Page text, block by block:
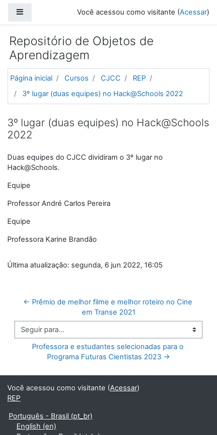
Você acessou como visitante (Acessar)
Repositório de Objetos de
Aprendizagem
Página inicial Cursos CJCC
REP
3º lugar (duas equipes) no Hack@Schools 2022
3º lugar (duas equipes) no Hack@Schools
2022
Duas equipes do CJCC dividiram o 3º lugar no
Hack@Schools.
Equipe
Professor André Carlos Pereira
Equipe
Professora Karine Brandão
Última atualização: segunda, 6 jun 2022, 16:05
← Prêmio de melhor filme e melhor roteiro no Cine
em Transe 2021
Seguir para...
Professora e estudantes selecionadas para o
Programa Futuras Cientistas 2023 →
Você acessou como visitante (Acessar)
REP
Português - Brasil ‎(pt_br)‎
English ‎(en)‎